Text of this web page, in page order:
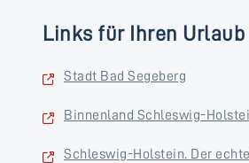
Links für Ihren Urlaub
Stadt Bad Segeberg
Binnenland Schleswig-
Schleswig-Holstein. Der